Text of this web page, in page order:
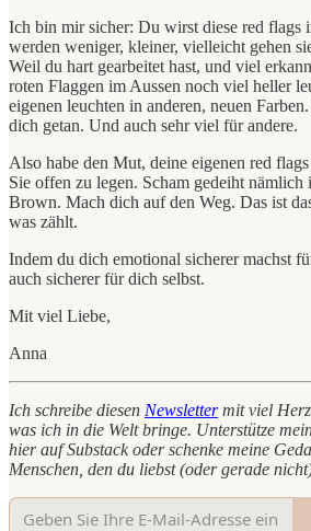
Ich bin mir sicher: Du wirst diese red flags
werden weniger, kleiner, vielleicht gehen
Weil du hart gearbeitet hast, und viel
roten Flaggen im Aussen noch viel heller
eigenen leuchten in anderen, neuen
dich getan. Und auch sehr viel für andere.
Also habe den Mut, deine eigenen red
Sie offen zu legen. Scham gedeiht
Brown. Mach dich auf den Weg. Das ist
was zählt.
Indem du dich emotional sicherer machst
auch sicherer für dich selbst.
Mit viel Liebe,
Anna
Ich schreibe diesen Newslettermit viel
was ich in die Welt bringe. Unterstütze
hier auf Substack oder schenke meine
Menschen, den du liebst (oder gerade